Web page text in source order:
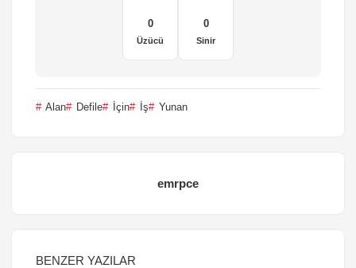
0
Üzücü
0
Sinir
Alan Defile İçin İş Yunan
emrpce
BENZER YAZILAR